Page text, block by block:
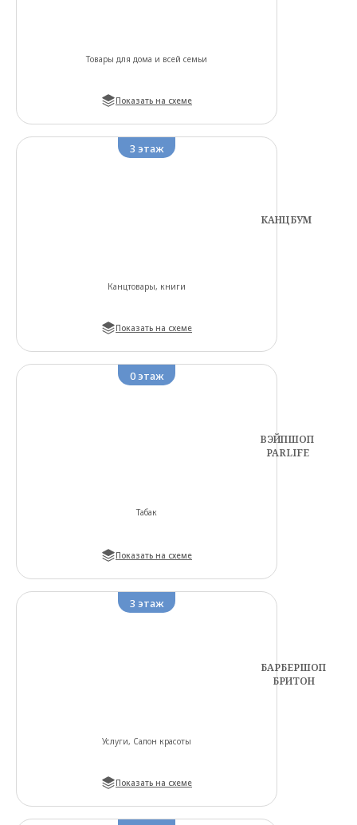
Товары для дома и всей семьи
Показать на схеме
3 этаж
КАНЦБУМ
Канцтовары, книги
Показать на схеме
0этаж
ВЭЙПШОП
PARLIFE
Табак
Показать на схеме
3 этаж
БАРБЕРШОП
БРИТОН
Услуги, Салон красоты
Показать на схеме